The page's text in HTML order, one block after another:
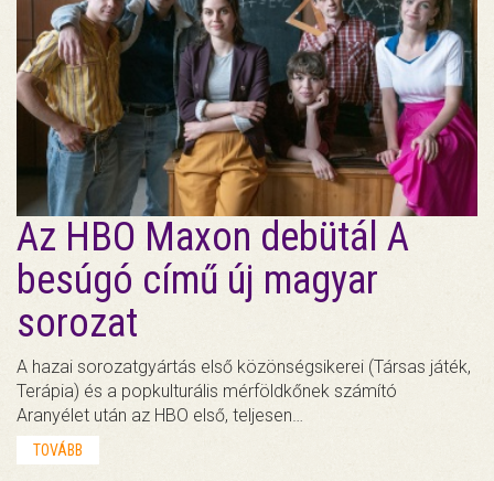
Az HBO Maxon debütál A
besúgó című új magyar
sorozat
A hazai sorozatgyártás első közönségsikerei (Társas játék,
Terápia) és a popkulturális mérföldkőnek számító
Aranyélet után az HBO első, teljesen…
TOVÁBB